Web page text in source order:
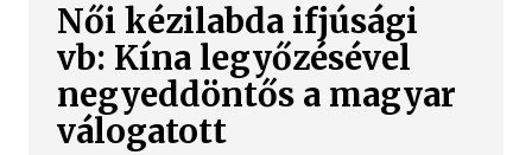
Női kézilabda ifjúsági
vb: Kína legyőzésével
negyeddöntős a magyar
válogatott